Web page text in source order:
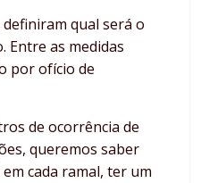
qual será o
Entre as medidas
por ofício de
de ocorrência de
queremos saber
cada ramal, ter um